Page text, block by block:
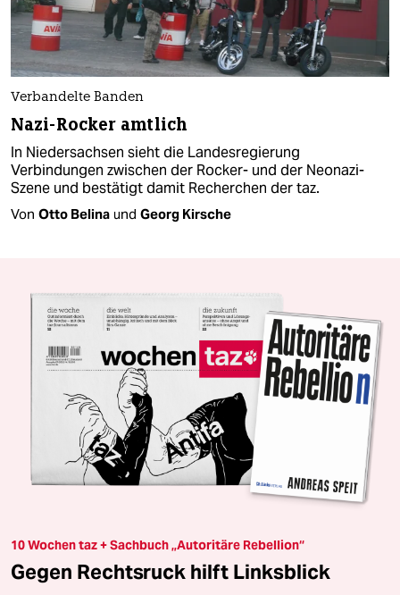
Verbandelte Banden
Nazi-Rocker amtlich
In Niedersachsen sieht die Landesregierung
Verbindungen zwischen der Rocker- und der Neonazi-
Szene und bestätigt damit Recherchen der taz.
Von Otto Belina und Georg Kirsche
10 Wochen taz + Sachbuch „Autoritäre Rebellion“
Gegen Rechtsruck hilft Linksblick